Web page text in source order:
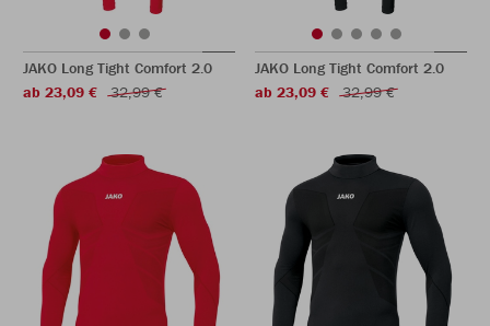
JAKO Long Tight Comfort 2.0
ab 23,09 €
32,99 €
JAKO Long Tight Comfort 2.0
ab 23,09 €
32,99 €